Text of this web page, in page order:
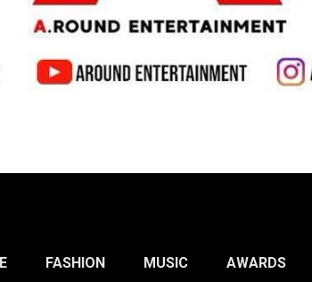
FASHION MUSIC AWARDS